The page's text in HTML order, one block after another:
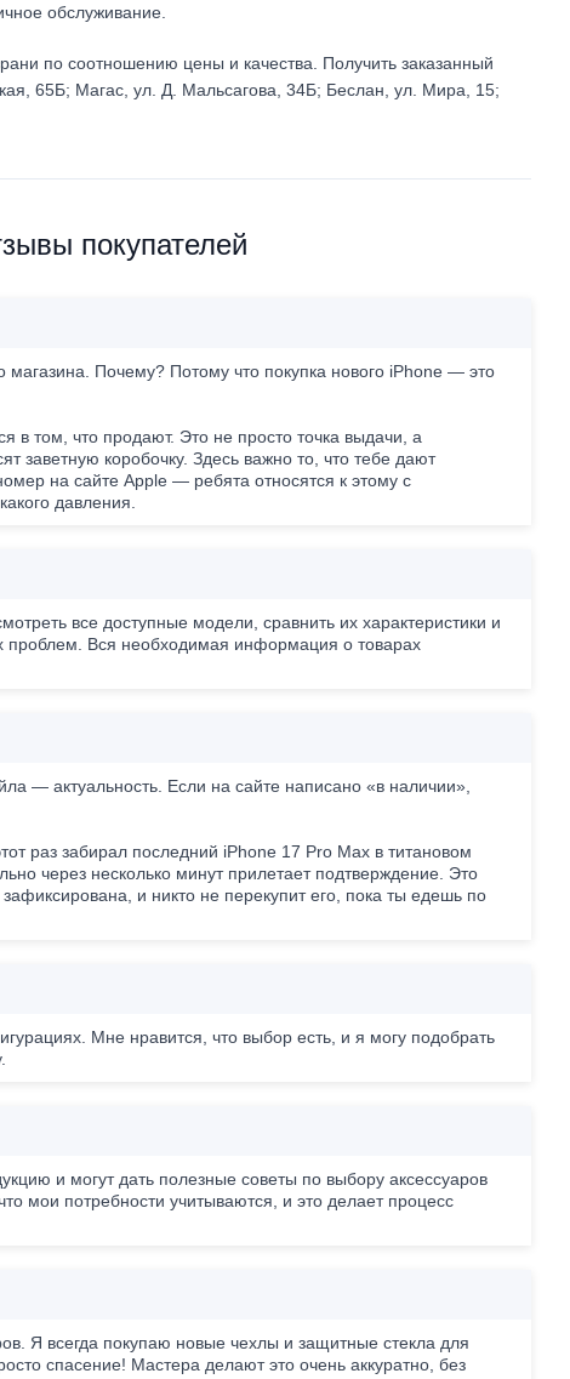
обслуживание.
по соотношению цены и качества. Получить заказанный
65Б; Магас, ул. Д. Мальсагова, 34Б; Беслан, ул. Мира, 15;
покупателей
магазина. Почему? Потому что покупка нового iPhone — это
в том, что продают. Это не просто точка выдачи, а
заветную коробочку. Здесь важно то, что тебе дают
на сайте Apple — ребята относятся к этому с
давления.
все доступные модели, сравнить их характеристики и
проблем. Вся необходимая информация о товарах
— актуальность. Если на сайте написано «в наличии»,
раз забирал последний iPhone 17 Pro Max в титановом
через несколько минут прилетает подтверждение. Это
и никто не перекупит его, пока ты едешь по
Мне нравится, что выбор есть, и я могу подобрать
и могут дать полезные советы по выбору аксессуаров
мои потребности учитываются, и это делает процесс
Я всегда покупаю новые чехлы и защитные стекла для
спасение! Мастера делают это очень аккуратно, без